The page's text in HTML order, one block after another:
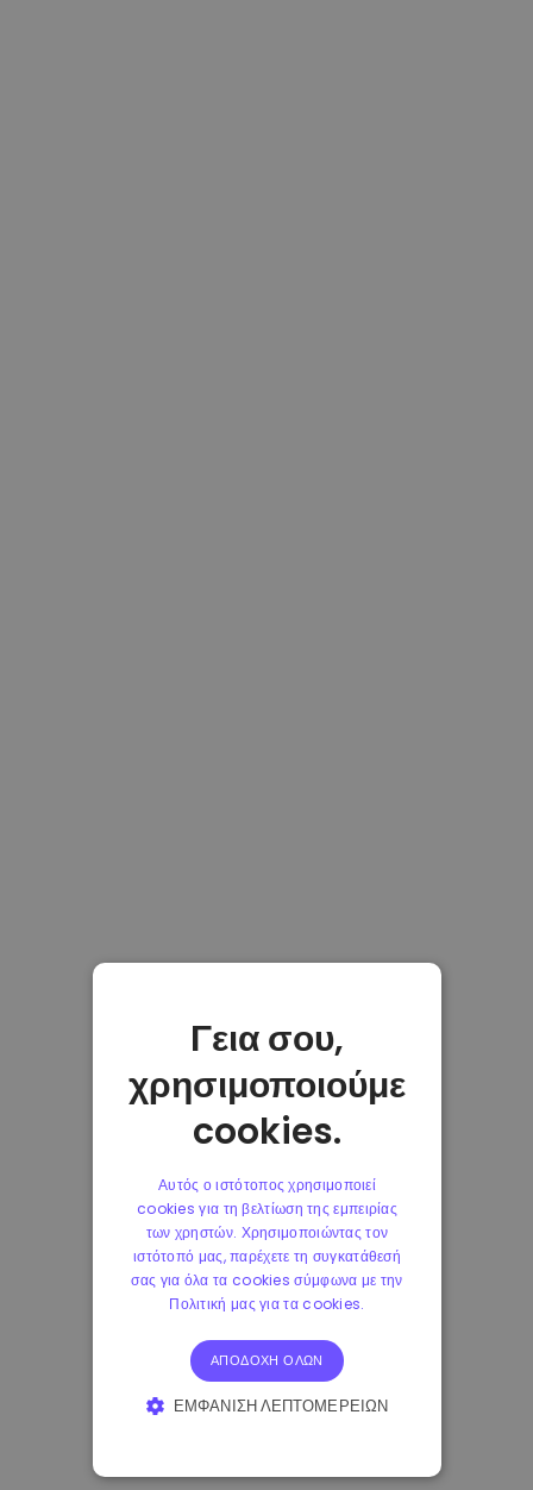
Γεια σου,
χρησιμοποιούμε
cookies.
Αυτός ο ιστότοπος χρησιμοποιεί
cookies για τη βελτίωση της εμπειρίας
των χρηστών. Χρησιμοποιώντας τον
ιστότοπό μας, παρέχετε τη συγκατάθεσή
σας για όλα τα cookies σύμφωνα με την
Πολιτική μας για τα cookies.
ΑΠΟΔΟΧΉ ΌΛΩΝ
ΕΜΦΆΝΙΣΗ ΛΕΠΤΟΜΕΡΕΙΏΝ